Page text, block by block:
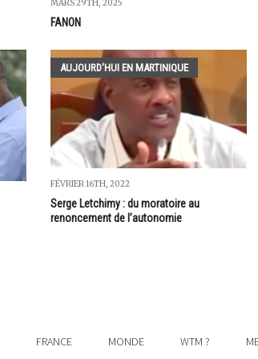
MARS 29TH, 2025
FANON
AUJOURD'HUI EN MARTINIQUE
FÉVRIER 16TH, 2022
Serge Letchimy : du moratoire au
renoncement de l’autonomie
FRANCE MONDE WTM ?